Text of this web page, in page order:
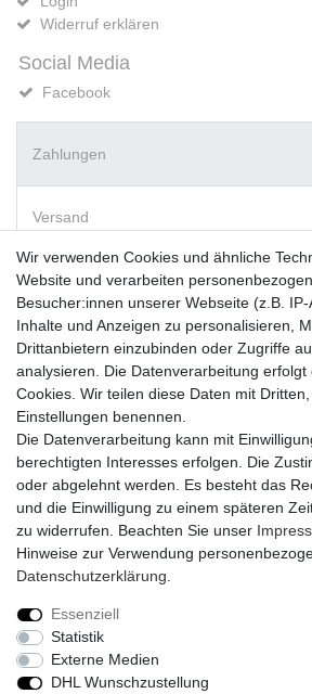
Widerruf erklären
Social Media
Facebook
Zahlungen
Versand
Vorkasse
PayPal
Sofortüberweisung
Kreditkarte
AmazonPay
Bar bei Abholung
Widerrufs­recht Widerrufs­formular
Daten­schutz­erklärung
© Copyright 2026 | Alle Rechte
Wir verwenden Cookies und ähnliche
Website und verarbeiten
Besucher:innen unserer Webseite (z.B. IP-
Inhalte und Anzeigen zu personalisieren,
Drittanbietern einzubinden oder Zugriffe
analysieren. Die Datenverarbeitung
Cookies. Wir teilen diese Daten mit
Einstellungen benennen.
Die Datenverarbeitung kann mit
berechtigten Interesses erfolgen. Die
oder abgelehnt werden. Es besteht das
und die Einwilligung zu einem späteren
zu widerrufen. Beachten Sie unser
Hinweise zur Verwendung
Daten­schutz­erklärung
Essenziell
Statistik
Externe Medien
DHL Wunschzustellung